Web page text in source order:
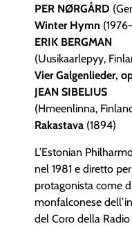
PER NØRGÅRD
Winter Hymn
ERIK BERGMAN
(Uusikaarlepyy,
Vier Galgenlieder,
JEAN SIBELIUS
(Hmeenlinna,
Rakastava (1894)
L’Estonian
nel 1981 e diretto
protagonista come
monfalconese
del Coro della